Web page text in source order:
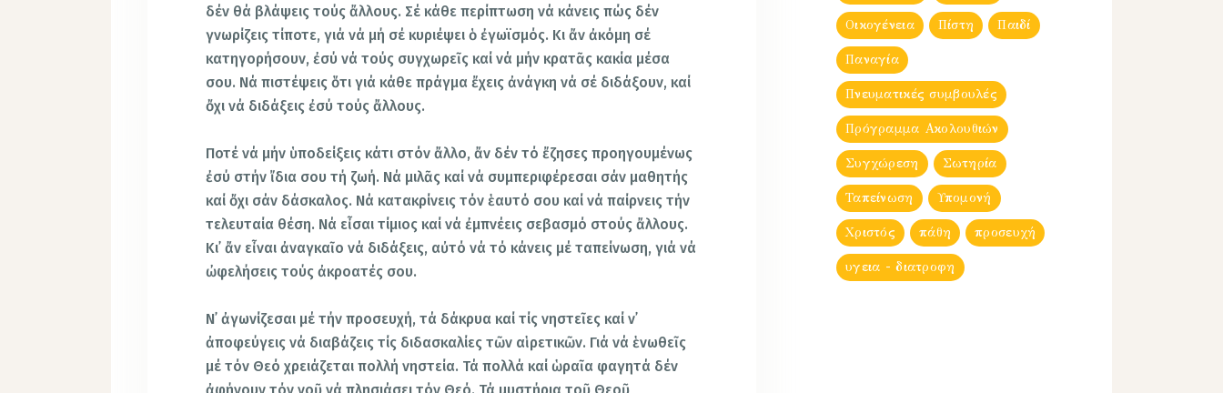
δέν θά βλάψεις τούς ἄλλους. Σέ κάθε περίπτωση νά κάνεις πώς δέν
γνωρίζεις τίποτε, γιά νά μή σέ κυριέψει ὁ ἐγωϊσμός. Κι ἄν ἀκόμη σέ
κατηγορήσουν, ἐσύ νά τούς συγχωρεῖς καί νά μήν κρατᾶς κακία μέσα
σου. Νά πιστέψεις ὅτι γιά κάθε πράγμα ἔχεις ἀνάγκη νά σέ διδάξουν, καί
ὄχι νά διδάξεις ἐσύ τούς ἄλλους.
Ποτέ νά μήν ὑποδείξεις κάτι στόν ἄλλο, ἄν δέν τό ἔζησες προηγουμένως
ἐσύ στήν ἴδια σου τή ζωή. Νά μιλᾶς καί νά συμπεριφέρεσαι σάν μαθητής
καί ὄχι σάν δάσκαλος. Νά κατακρίνεις τόν ἑαυτό σου καί νά παίρνεις τήν
τελευταία θέση. Νά εἶσαι τίμιος καί νά ἐμπνέεις σεβασμό στούς ἄλλους.
Κι᾿ ἄν εἶναι ἀναγκαῖο νά διδάξεις, αὐτό νά τό κάνεις μέ ταπείνωση, γιά νά
ὠφελήσεις τούς ἀκροατές σου.
Ν᾿ ἀγωνίζεσαι μέ τήν προσευχή, τά δάκρυα καί τίς νηστεῖες καί ν᾿
ἀποφεύγεις νά διαβάζεις τίς διδασκαλίες τῶν αἱρετικῶν. Γιά νά ἑνωθεῖς
μέ τόν Θεό χρειάζεται πολλή νηστεία. Τά πολλά καί ὡραῖα φαγητά δέν
ἀφήνουν τόν νοῦ νά πλησιάσει τόν Θεό. Τά μυστήρια τοῦ Θεοῦ
Οικογένεια Πίστη Παιδί
Παναγία
Πνευματικές συμβουλές
Πρόγραμμα Ακολουθιών
Συγχώρεση Σωτηρία
Ταπείνωση Υπομονή
Χριστός πάθη προσευχή
υγεια - διατροφη